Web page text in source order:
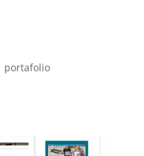
portafolio